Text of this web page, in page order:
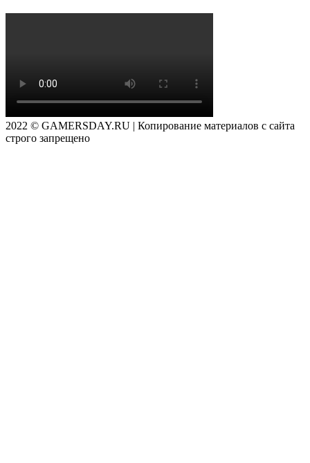
2022 © GAMERSDAY.RU | Копирование материалов с сайта
строго запрещено